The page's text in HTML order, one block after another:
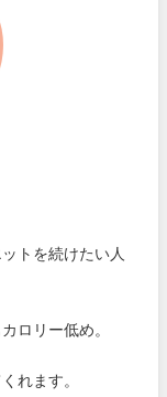
トを続けたい人
ロリー低め。
れます。